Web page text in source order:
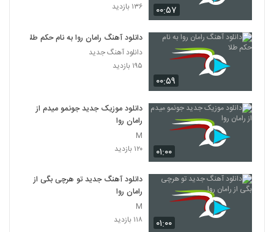
۰۰:۵۷
۱۳۶ بازدید
۰۰:۵۹
دانلود آهنگ رامان روا به نام حکم طلا
دانلود آهنگ جدید
۱۹۵ بازدید
۰۱:۰۰
دانلود موزیک جدید جونمو میدم از
رامان روا
M
۱۲۰ بازدید
۰۱:۰۰
دانلود آهنگ جدید تو هرچی بگی از
رامان روا
M
۱۱۸ بازدید